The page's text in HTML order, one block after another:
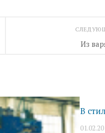
Из
В